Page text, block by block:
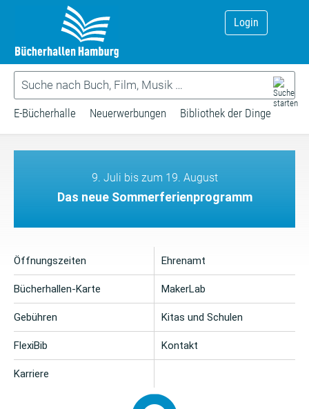
Login
E-Bücherhalle Neuerwerbungen Bibliothek der Dinge
9. Juli bis zum 19. August
Das neue Sommerferienprogramm
Öffnungszeiten
Bücherhallen-Karte
Gebühren
FlexiBib
Karriere
Ehrenamt
MakerLab
Kitas und Schulen
Kontakt